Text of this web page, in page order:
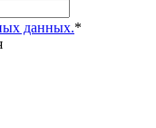
данных.*